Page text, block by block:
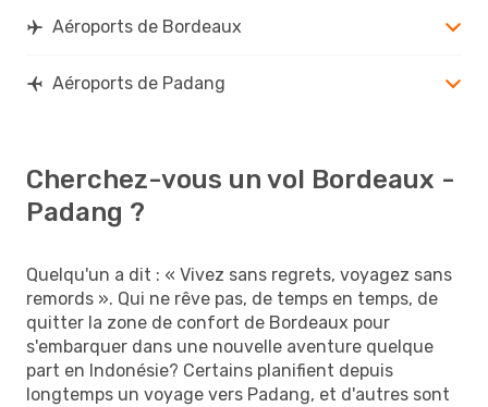
Aéroports de Bordeaux
Aéroports de Padang
Cherchez-vous un vol Bordeaux -
Padang ?
Quelqu'un a dit : « Vivez sans regrets, voyagez sans
remords ». Qui ne rêve pas, de temps en temps, de
quitter la zone de confort de Bordeaux pour
s'embarquer dans une nouvelle aventure quelque
part en Indonésie? Certains planifient depuis
longtemps un voyage vers Padang, et d'autres sont